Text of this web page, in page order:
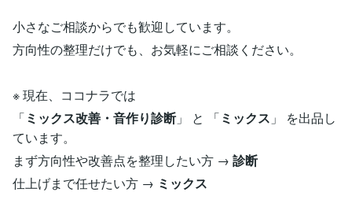
小さなご相談からでも歓迎しています。
方向性の整理だけでも、お気軽にご相談ください。
※ 現在、ココナラでは
「ミックス改善・音作り診断」 と 「ミックス 」 を出品し
ています。
まず方向性や改善点を整理したい方 → 診断
仕上げまで任せたい方 → ミックス